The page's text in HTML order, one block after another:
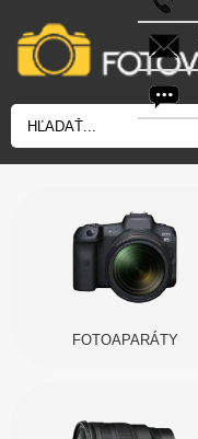
FOTOAPARÁTY